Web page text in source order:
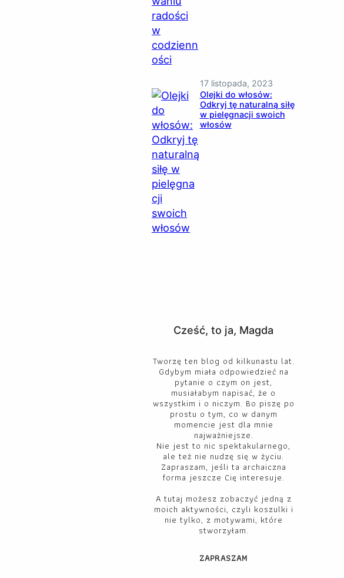
17 listopada, 2023
Olejki do włosów:
Odkryj tę naturalną siłę
w pielęgnacji swoich
włosów
Cześć, to ja, Magda
Tworzę ten blog od kilkunastu lat.
Gdybym miała odpowiedzieć na
pytanie o czym on jest,
musiałabym napisać, że o
wszystkim i o niczym. Bo piszę po
prostu o tym, co w danym
momencie jest dla mnie
najważniejsze.
Nie jest to nic spektakularnego,
ale też nie nudzę się w życiu.
Zapraszam, jeśli ta archaiczna
forma jeszcze Cię interesuje.
A tutaj możesz zobaczyć jedną z
moich aktywności, czyli koszulki i
nie tylko, z motywami, które
stworzyłam.
ZAPRASZAM